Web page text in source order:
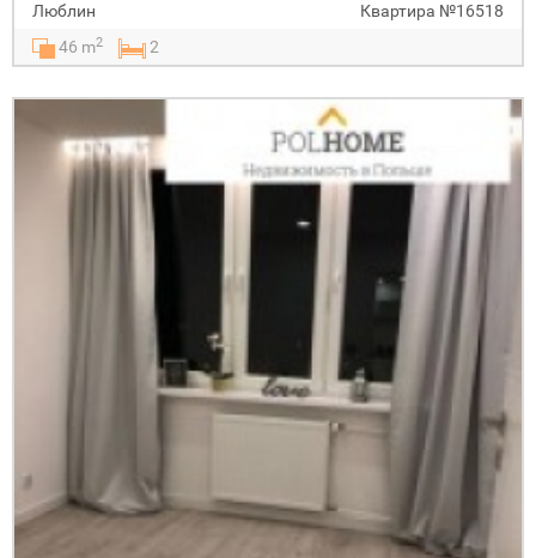
Люблин Квартира №16518
46 m2 2